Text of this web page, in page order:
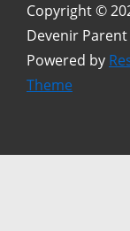
Copyright ©
Devenir Parent
Powered by
Theme